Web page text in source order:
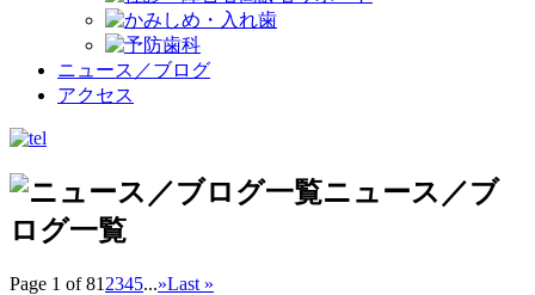
ニュース ／ブログ
アクセス
ニュース／ブ
ログ一覧
Page 1 of 81 2345...»Last »